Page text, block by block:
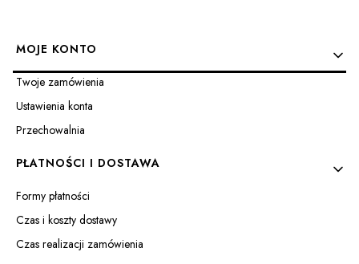
Linki w stopce
MOJE KONTO
Twoje zamówienia
Ustawienia konta
Przechowalnia
PŁATNOŚCI I DOSTAWA
Formy płatności
Czas i koszty dostawy
Czas realizacji zamówienia